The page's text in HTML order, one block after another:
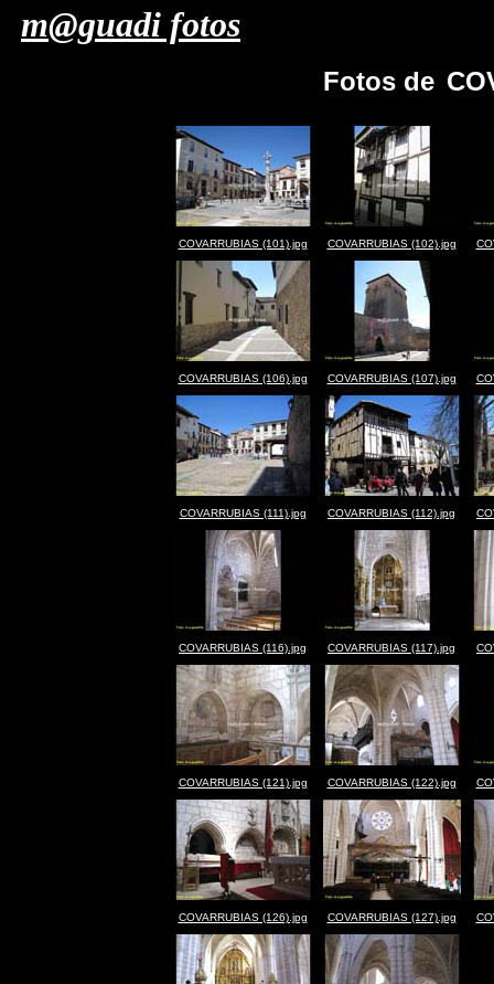
m@guadi fotos
Fotos de
COVARRUBIAS (101).jpg COVARRUBIAS (102).jpg
COVARRUBIAS (106).jpg COVARRUBIAS (107).jpg
COVARRUBIAS (111).jpg COVARRUBIAS (112).jpg
COVARRUBIAS (116).jpg COVARRUBIAS (117).jpg
COVARRUBIAS (121).jpg COVARRUBIAS (122).jpg
COVARRUBIAS (126).jpg COVARRUBIAS (127).jpg